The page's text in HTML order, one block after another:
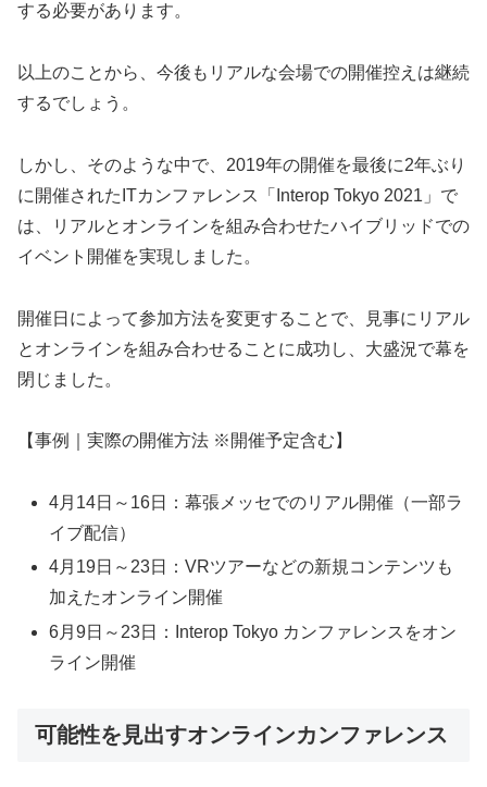
する必要があります。
以上のことから、今後もリアルな会場での開催控えは継続
するでしょう。
しかし、そのような中で、2019年の開催を最後に2年ぶり
に開催されたITカンファレンス「Interop Tokyo 2021」で
は、リアルとオンラインを組み合わせたハイブリッドでの
イベント開催を実現しました。
開催日によって参加方法を変更することで、見事にリアル
とオンラインを組み合わせることに成功し、大盛況で幕を
閉じました。
【事例｜実際の開催方法 ※開催予定含む】
4月14日～16日：幕張メッセでのリアル開催（一部ラ
イブ配信）
4月19日～23日：VRツアーなどの新規コンテンツも
加えたオンライン開催
6月9日～23日：Interop Tokyo カンファレンスをオン
ライン開催
可能性を見出すオンラインカンファレンス